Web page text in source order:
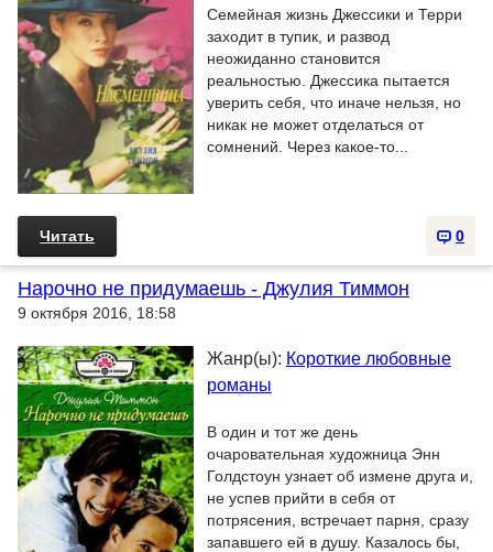
Семейная жизнь Джессики и Терри
заходит в тупик, и развод
неожиданно становится
реальностью. Джессика пытается
уверить себя, что иначе нельзя, но
никак не может отделаться от
сомнений. Через какое-то...
0
Читать
Нарочно не придумаешь - Джулия Тиммон
9 октября 2016, 18:58
Жанр(ы): Короткие любовные
романы
В один и тот же день
очаровательная художница Энн
Голдстоун узнает об измене друга и,
не успев прийти в себя от
потрясения, встречает парня, сразу
запавшего ей в душу. Казалось бы,